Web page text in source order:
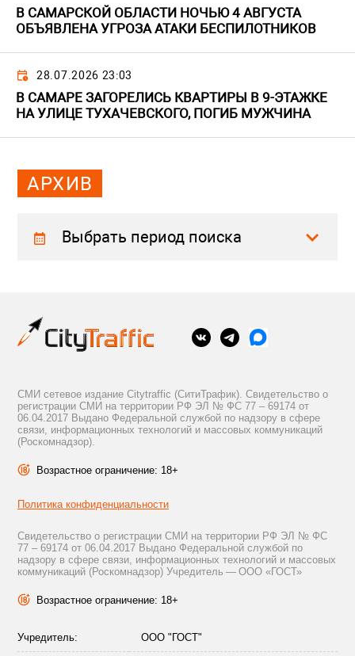
В САМАРСКОЙ ОБЛАСТИ НОЧЬЮ 4 АВГУСТА
ОБЪЯВЛЕНА УГРОЗА АТАКИ БЕСПИЛОТНИКОВ
28.07.2026 23:03
В САМАРЕ ЗАГОРЕЛИСЬ КВАРТИРЫ В 9-ЭТАЖКЕ
НА УЛИЦЕ ТУХАЧЕВСКОГО, ПОГИБ МУЖЧИНА
АРХИВ
Выбрать период поиска
СМИ сетевое издание Citytraffic (СитиТрафик). Свидетельство о
регистрации СМИ на территории РФ ЭЛ № ФС 77 – 69174 от
06.04.2017 Выдано Федеральной службой по надзору в сфере
связи, информационных технологий и массовых коммуникаций
(Роскомнадзор).
Возрастное ограничение: 18+
Политика конфиденциальности
Свидетельство о регистрации СМИ на территории РФ ЭЛ № ФС
77 – 69174 от 06.04.2017 Выдано Федеральной службой по
надзору в сфере связи, информационных технологий и массовых
коммуникаций (Роскомнадзор) Учредитель — ООО «ГОСТ»
Возрастное ограничение: 18+
Учредитель: ООО "ГОСТ"